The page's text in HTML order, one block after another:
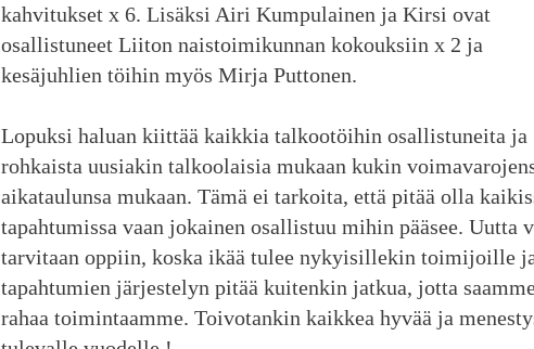
kahvitukset x 6. Lisäksi Airi Kumpulainen ja Kirsi ovat
osallistuneet Liiton naistoimikunnan kokouksiin x 2 ja
kesäjuhlien töihin myös Mirja Puttonen.
Lopuksi haluan kiittää kaikkia talkootöihin osallistuneita ja
rohkaista uusiakin talkoolaisia mukaan kukin
aikataulunsa mukaan. Tämä ei tarkoita, että pitää olla
tapahtumissa vaan jokainen osallistuu mihin pääsee. Uutta
tarvitaan oppiin, koska ikää tulee nykyisillekin toimijoille
tapahtumien järjestelyn pitää kuitenkin jatkua, jotta
rahaa toimintaamme. Toivotankin kaikkea hyvää ja